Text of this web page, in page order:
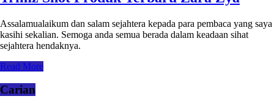
Assalamualaikum dan salam sejahtera kepada para pembaca yang saya
kasihi sekalian. Semoga anda semua berada dalam keadaan sihat
sejahtera hendaknya.
Read More
Carian